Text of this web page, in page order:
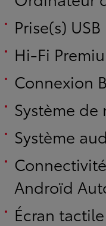
Prise(s) USB
Hi-Fi
Connexion
Système
Système
Androïd
Écran tactile